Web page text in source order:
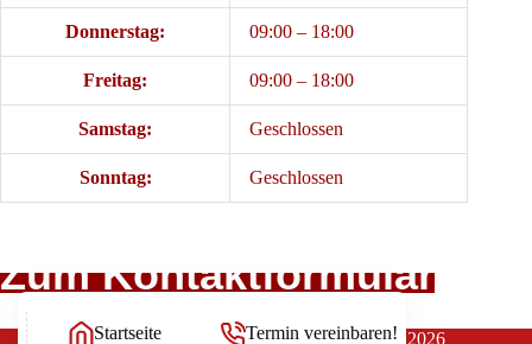
Donnerstag: 09:00 – 18:00
Freitag: 09:00 – 18:00
Samstag: Geschlossen
Sonntag: Geschlossen
Zum Kontaktformular
Copyright Rechtsanwälte Balg und Willerscheid © 2026
Startseite Termin vereinbaren!